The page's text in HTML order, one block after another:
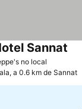
no local
Sannat
a 0.6 km de Sannat